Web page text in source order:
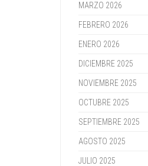
MARZO 2026
FEBRERO 2026
ENERO 2026
DICIEMBRE 2025
NOVIEMBRE 2025
OCTUBRE 2025
SEPTIEMBRE 2025
AGOSTO 2025
JULIO 2025